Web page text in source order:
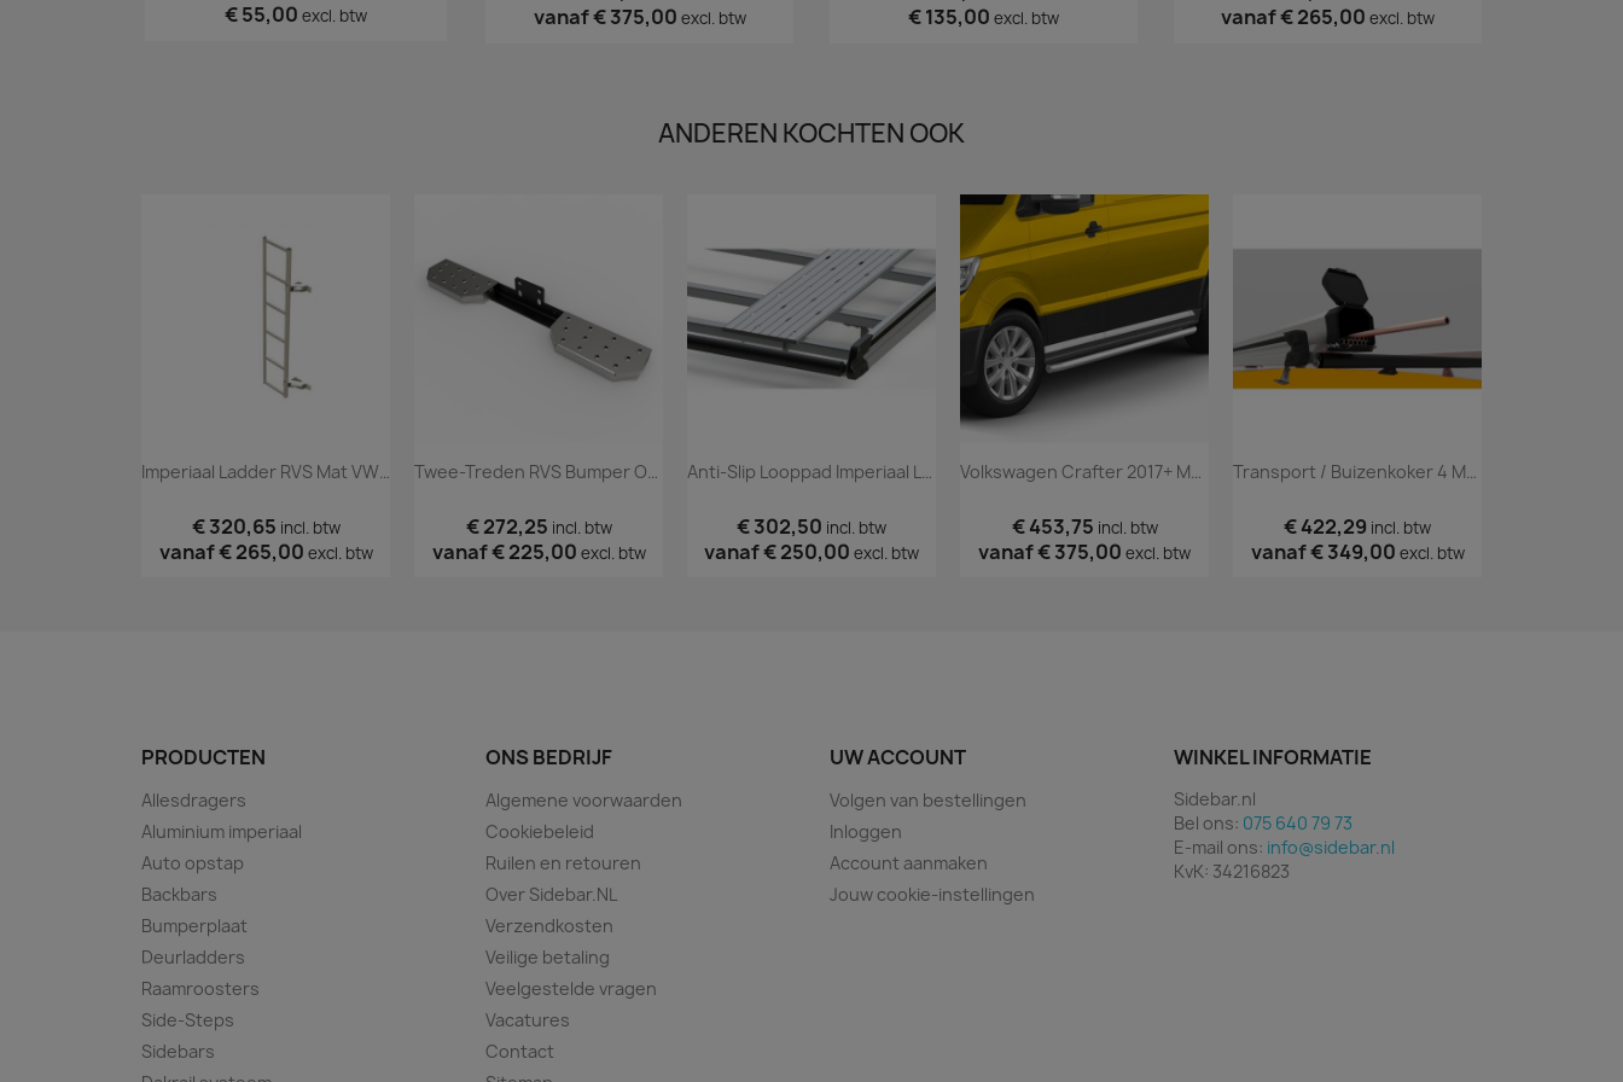
€ 55,00 excl. btw vanaf€ 375,00 excl. btw € 135,00 excl. btw vanaf€ 265,00 excl. btw
ANDEREN KOCHTEN OOK
Imperiaal Ladder RVS Mat VW Crafter 2017+
€ 320,65 incl. btw
vanaf€ 265,00 excl. btw
Twee-Treden RVS Bumper Opstap
€ 272,25 incl. btw
vanaf€ 225,00 excl. btw
Anti-Slip Looppad Imperiaal Lengte 3
€ 302,50 incl. btw
vanaf€ 250,00 excl. btw
Volkswagen Crafter 2017+ Matte Sidebars
€ 453,75 incl. btw
vanaf€ 375,00 excl. btw
Transport / Buizenkoker 4 Meter
€ 422,29 incl. btw
vanaf€ 349,00 excl. btw
PRODUCTEN
Allesdragers
Aluminium imperiaal
Auto opstap
Backbars
Bumperplaat
Deurladders
Raamroosters
Side-Steps
Sidebars
ONS BEDRIJF
Algemene voorwaarden
Cookiebeleid
Ruilen en retouren
Over Sidebar.NL
Verzendkosten
Veilige betaling
Veelgestelde vragen
Vacatures
Contact
UW ACCOUNT
Volgen van bestellingen
Inloggen
Account aanmaken
Jouw cookie-instellingen
WINKEL INFORMATIE
Sidebar.nl
Bel ons: 075 640 79 73
E-mail ons: info@sidebar.nl
KvK: 34216823